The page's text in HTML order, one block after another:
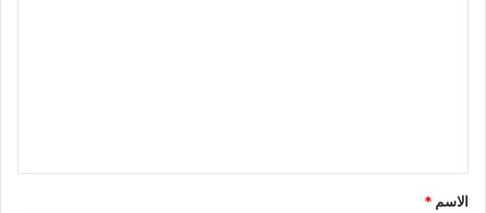
*
الاسم *